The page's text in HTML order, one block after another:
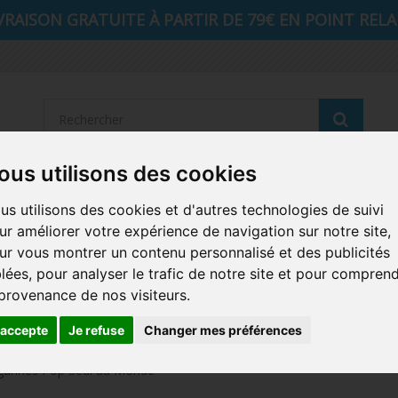
utilisons des cookies
utilisons des cookies et d'autres technologies de suivi
améliorer votre expérience de navigation sur notre site,
vous montrer un contenu personnalisé et des publicités
pour analyser le trafic de notre site et pour
de nos visiteurs.
Je refuse Changer mes préférences
GRATUITE À PARTIR DE 79€ EN POINT
AUTRES COMICS MUSIQUE SPORTS POP
FUNKO HOME FUNKO VINYL SODA RETRO
CARTE A JOUER
Pop Seul au Monde